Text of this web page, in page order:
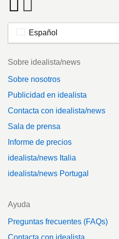
Español
Footer
Sobre idealista/news
Sobre nosotros
Publicidad en idealista
Contacta con idealista/news
Sala de prensa
Informe de precios
idealista/news Italia
idealista/news Portugal
Ayuda
Preguntas frecuentes (FAQs)
Contacta con idealista